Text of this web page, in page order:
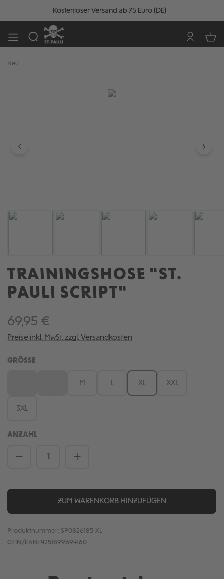
Kostenloser Versand ab 75 Euro (DE)
Neu
TRAININGSHOSE "ST.
PAULI SCRIPT"
69,95 €
Preise inkl. MwSt. zzgl. Versandkosten
GRÖSSE
M XL XXL
3XL
ANZAHL
Produkt Anzahl: Gib den gewünschten
ZUM WARENKORB HINZUFÜGEN
Produktnummer: SP0826185-XL
GTIN/EAN: 4251899694160